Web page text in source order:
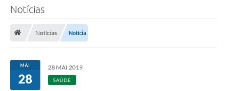
Notícias
Notícias Notícia
MAI
28
28 MAI 2019
SAÚDE